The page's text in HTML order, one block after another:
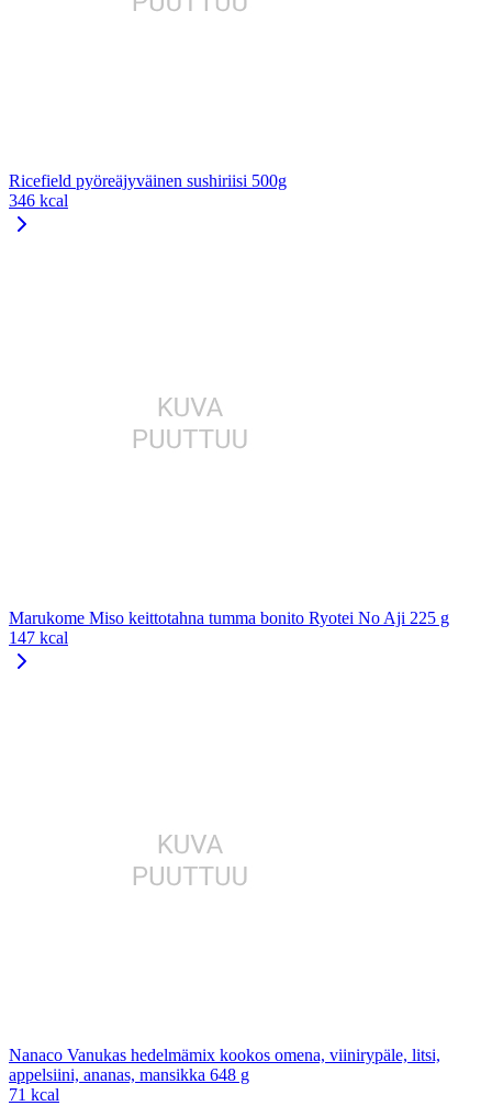
Ricefield pyöreäjyväinen sushiriisi 500g
346 kcal
Marukome Miso keittotahna tumma bonito Ryotei No Aji 225 g
147 kcal
Nanaco Vanukas hedelmämix kookos omena, viinirypäle, litsi,
appelsiini, ananas, mansikka 648 g
71 kcal